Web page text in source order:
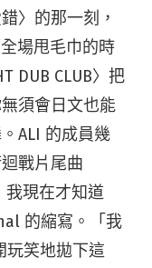
〉的那一刻，
場甩毛巾的時
DUB CLUB〉把
須會日文也能
ALI 的成員幾
戰片尾曲
我現在才知道
的縮寫。「我
玩笑地拋下這